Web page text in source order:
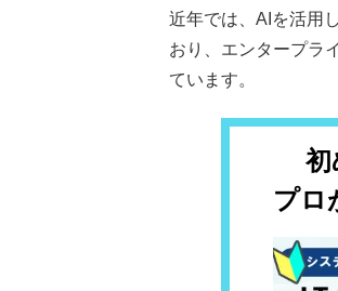
近年では、AIを活用
おり、エンタープラ
ています。
初
プロ